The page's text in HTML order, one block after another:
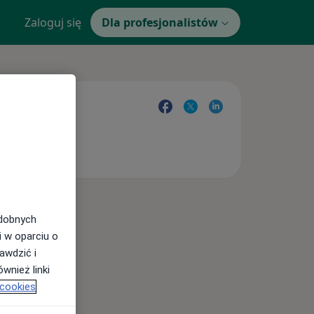
Zaloguj się Dla profesjonalistów
w oparciu o
i
linki